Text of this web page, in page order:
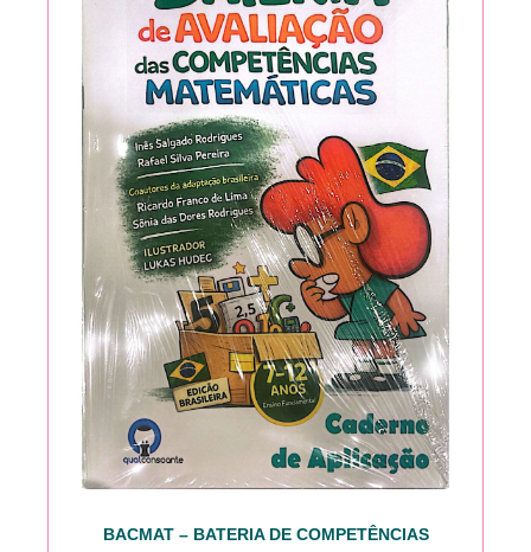
BACMAT – BATERIA DE COMPETÊNCIAS